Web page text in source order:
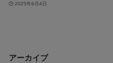
2025年9月4日
アーカイブ